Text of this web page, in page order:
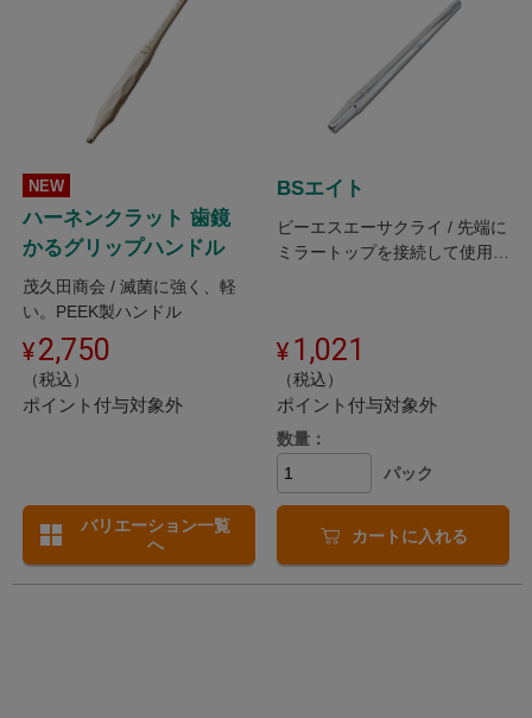
NEW
ハーネンクラット 歯鏡
かるグリップハンドル
茂久田商会 / 滅菌に強く、軽
い。PEEK製ハンドル
2,750
（税込）
ポイント付与対象外
バリエーション一覧
へ
BSエイト
ビーエスエーサクライ / 先端に
ミラートップを接続して使用す
1,021
（税込）
ポイント付与対象外
数量：
パック
カートに入れる